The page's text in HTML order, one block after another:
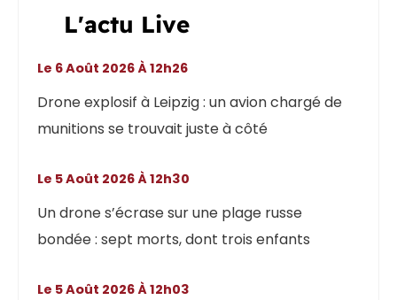
L'actu Live
Drone explosif à Leipzig : un avion chargé de
munitions se trouvait juste à côté
Le 6 Août 2026 À 12h26
Un drone s’écrase sur une plage russe
bondée : sept morts, dont trois enfants
Le 5 Août 2026 À 12h30
Le 5 Août 2026 À 12h03